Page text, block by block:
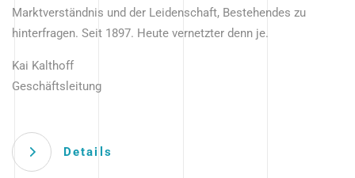
Marktverständnis und der Leidenschaft, Bestehendes zu
hinterfragen. Seit 1897. Heute vernetzter denn je.
Kai Kalthoff
Geschäftsleitung
Details